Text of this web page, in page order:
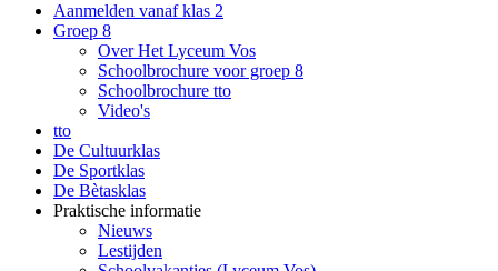
Aanmelden vanaf klas 2
Groep 8
Over Het Lyceum Vos
Schoolbrochure voor groep 8
Schoolbrochure tto
Video's
tto
De Cultuurklas
De Sportklas
De Bètasklas
Praktische informatie
Nieuws
Lestijden